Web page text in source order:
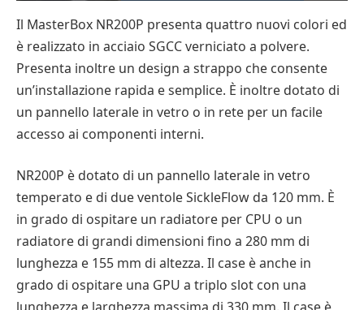
Il MasterBox NR200P presenta quattro nuovi colori ed
è realizzato in acciaio SGCC verniciato a polvere.
Presenta inoltre un design a strappo che consente
un’installazione rapida e semplice. È inoltre dotato di
un pannello laterale in vetro o in rete per un facile
accesso ai componenti interni.
NR200P è dotato di un pannello laterale in vetro
temperato e di due ventole SickleFlow da 120 mm. È
in grado di ospitare un radiatore per CPU o un
radiatore di grandi dimensioni fino a 280 mm di
lunghezza e 155 mm di altezza. Il case è anche in
grado di ospitare una GPU a triplo slot con una